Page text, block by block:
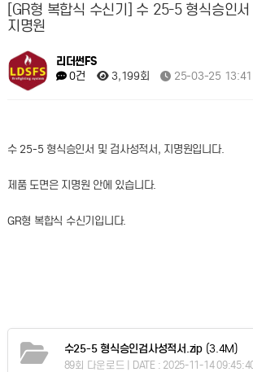
[GR형 복합식 수신기] 수 25-5 형식승인
지명원
리더썬FS
0건
3,199회 25-03-25 13:41
수 25-5 형식승인서 및 검사성적서, 지명원입니다.
제품 도면은 지명원 안에 있습니다.
GR형 복합식 수신기입니다.
수25-5 형식승인검사성적서.zip(3.4M)
89회 다운로드 | DATE : 2025-11-14